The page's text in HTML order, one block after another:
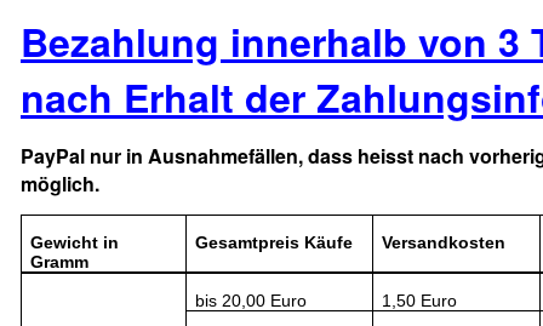
Bezahlung innerhalb von 3
nach Erhalt der
PayPal nur in Ausnahmefällen, dass heisst nach
möglich.
Gewicht in
Gramm
Gesamtpreis Käufe Versandkosten
bis 20,00 Euro
1,50 Euro